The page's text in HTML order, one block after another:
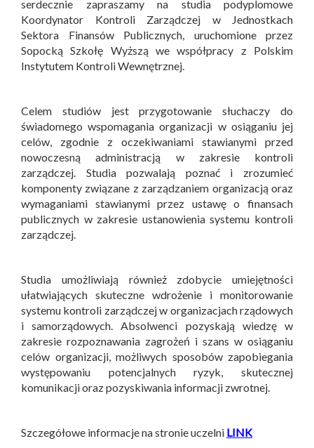
serdecznie zapraszamy na studia podyplomowe
Koordynator Kontroli Zarządczej w Jednostkach
Sektora Finansów Publicznych, uruchomione przez
Sopocką Szkołę Wyższą we współpracy z Polskim
Instytutem Kontroli Wewnętrznej.
Celem studiów jest przygotowanie słuchaczy do
świadomego wspomagania organizacji w osiąganiu jej
celów, zgodnie z oczekiwaniami stawianymi przed
nowoczesną administracją w zakresie kontroli
zarządczej. Studia pozwalają poznać i zrozumieć
komponenty związane z zarządzaniem organizacją oraz
wymaganiami stawianymi przez ustawę o finansach
publicznych w zakresie ustanowienia systemu kontroli
zarządczej.
Studia umożliwiają również zdobycie umiejętności
ułatwiających skuteczne wdrożenie i monitorowanie
systemu kontroli zarządczej w organizacjach rządowych
i samorządowych. Absolwenci pozyskają wiedzę w
zakresie rozpoznawania zagrożeń i szans w osiąganiu
celów organizacji, możliwych sposobów zapobiegania
występowaniu potencjalnych ryzyk, skutecznej
komunikacji oraz pozyskiwania informacji zwrotnej.
Szczegółowe informacje na stronie uczelni LINK